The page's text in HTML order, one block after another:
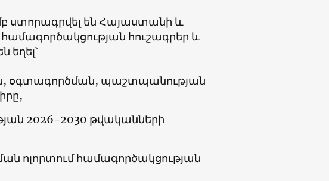
ստորագրվել են Հայաստանի և
հուշագրեր և
եղել՝
օգտագործման, պաշտպանության
2026-2030 թվականների
ոլորտում համագործակցության